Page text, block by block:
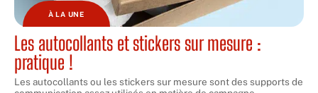
À LA UNE
Les autocollants et stickers sur mesure :
pratique !
Les autocollants ou les stickers sur mesure sont des supports de